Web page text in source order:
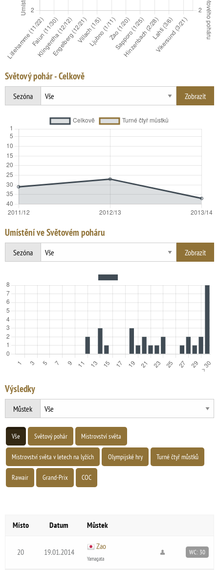
Světový pohár - Celkově
Sezóna
Umístění ve Světovém poháru
Sezóna
Výsledky
Můstek
Vše Světový pohár Mistrovství světa
Mistrovství světa v letech na lyžích Olympijské hry Turné čtyř můstků
Rawair Grand-Prix COC
Místo Datum Můstek
20 19.01.2014
Zao
Yamagata
WC: 30